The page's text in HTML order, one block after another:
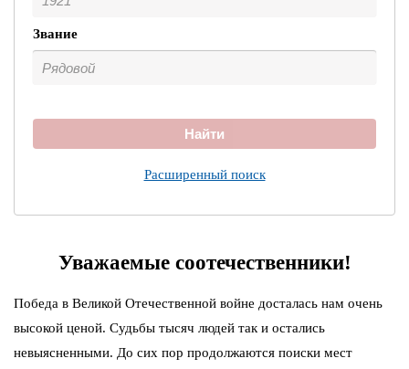
Звание
Найти
Расширенный поиск
Уважаемые соотечественники!
Победа в Великой Отечественной войне досталась нам очень
высокой ценой. Судьбы тысяч людей так и остались
невыясненными. До сих пор продолжаются поиски мест